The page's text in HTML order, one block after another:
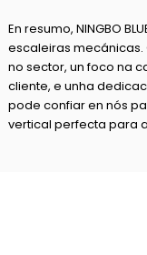
En resumo, NINGBO
escaleiras
no sector, un foco na
cliente, e unha
pode confiar en nós
vertical perfecta para